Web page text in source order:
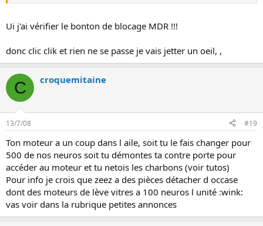
Ui j'ai vérifier le bonton de blocage MDR !!!
donc clic clik et rien ne se passe je vais jetter un oeil, ,
C croquemitaine
13/7/08 #19
Ton moteur a un coup dans l aile, soit tu le fais changer pour
500 de nos neuros soit tu démontes ta contre porte pour
accéder au moteur et tu netois les charbons (voir tutos)
Pour info je crois que zeez a des pièces détacher d occase
dont des moteurs de lève vitres a 100 neuros l unité :wink:
vas voir dans la rubrique petites annonces